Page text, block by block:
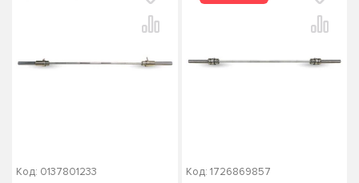
Код: 0137801233 Код: 1726869857